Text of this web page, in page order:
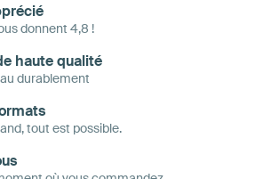
donnent 4,8 !
haute qualité
durablement
tout est possible.